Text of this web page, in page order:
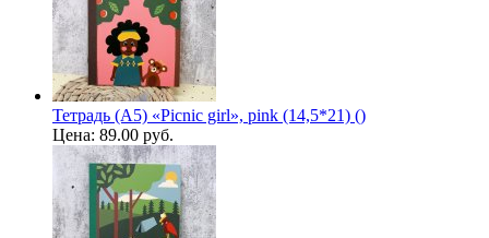
Тетрадь (A5) «Picnic girl», pink (14,5*21) ()
Цена: 89.00 руб.